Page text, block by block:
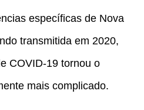
específicas de Nova
transmitida em 2020,
COVID-19 tornou o
mais complicado.